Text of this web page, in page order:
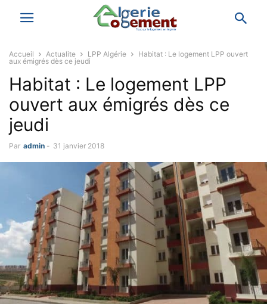
Accueil Actualite LPP Algérie
Habitat : Le logement LPP ouvert
aux émigrés dès ce jeudi
Habitat : Le logement LPP
ouvert aux émigrés dès ce
jeudi
Par admin - 31 janvier 2018